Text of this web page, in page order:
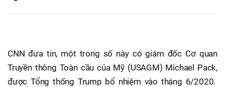
CNN đưa tin, một trong số này có giám đốc Cơ quan
Truyền thông Toàn cầu của Mỹ (USAGM) Michael Pack,
được Tổng thống Trump bổ nhiệm vào tháng 6/2020.